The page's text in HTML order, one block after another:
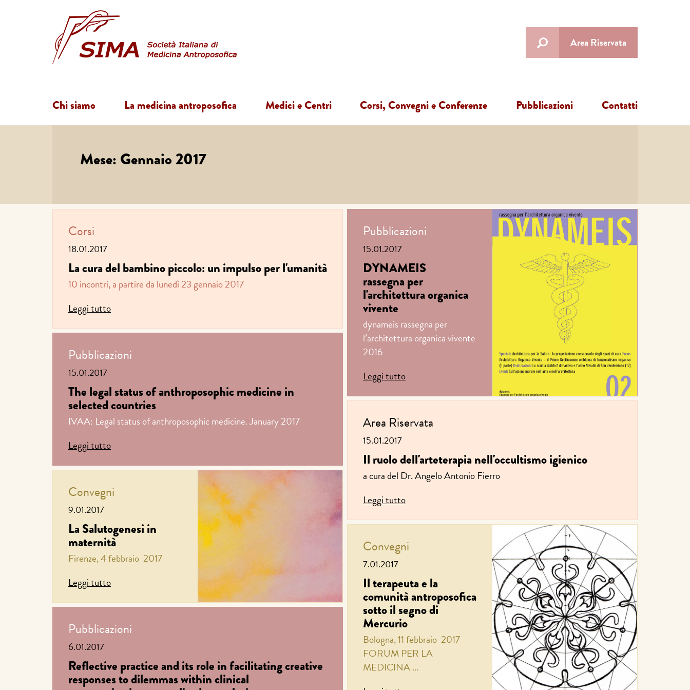
Area Riservata
Chi siamo La medicina antroposofica Medici e Centri Corsi, Convegni e Conferenze Pubblicazioni Contatti
Mese: Gennaio 2017
Corsi
18.01.2017
La cura del bambino piccolo: un impulso per l'umanità
10 incontri, a partire da lunedì 23 gennaio 2017
Leggi tutto
Pubblicazioni
15.01.2017
The legal status of anthroposophic medicine in
selected countries
IVAA: Legal status of anthroposophic medicine. January 2017
Leggi tutto
Convegni
9.01.2017
La Salutogenesi in
maternità
Firenze, 4 febbraio 2017
Leggi tutto
Pubblicazioni
6.01.2017
Reflective practice and its role in facilitating creative
responses to dilemmas within clinical
Pubblicazioni
15.01.2017
DYNAMEIS
rassegna per
l'architettura organica
vivente
dynameis rassegna per
l’architettura organica vivente
2016
Leggi tutto
Area Riservata
15.01.2017
Il ruolo dell'arteterapia nell'occultismo igienico
a cura del Dr. Angelo Antonio Fierro
Leggi tutto
Convegni
7.01.2017
Il terapeuta e la
comunità antroposofica
sotto il segno di
Mercurio
Bologna, 11 febbraio 2017
FORUM PER LA
MEDICINA ...